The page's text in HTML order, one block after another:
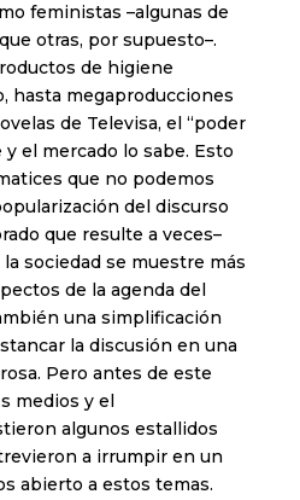
feministas –algunas de
otras, por supuesto–.
de higiene
hasta megaproducciones
de Televisa, el “poder
el mercado lo sabe. Esto
que no podemos
del discurso
que resulte a veces–
sociedad se muestre más
de la agenda del
una simplificación
la discusión en una
Pero antes de este
medios y el
algunos estallidos
a irrumpir en un
abierto a estos temas.